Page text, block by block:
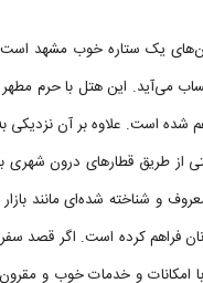
یک ستاره خوب مشهد
می‌آید. این هتل با حرم
شده است. علاوه بر آن
از طریق قطار‌های درون
و شناخته شده‌ای مانند
فراهم کرده است. اگر قصد
امکانات و خدمات خوب و